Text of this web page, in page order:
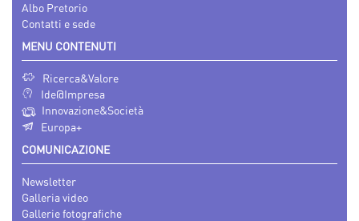
Albo Pretorio
Contatti e sede
MENU CONTENUTI
Ricerca&Valore
Ide@Impresa
Innovazione&Società
Europa+
COMUNICAZIONE
Newsletter
Galleria video
Gallerie fotografiche